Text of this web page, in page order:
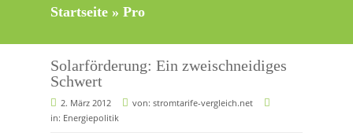
Startseite » Pro
Solarförderung: Ein zweischneidiges
Schwert
2. März 2012 von: stromtarife-vergleich.net
in: Energiepolitik